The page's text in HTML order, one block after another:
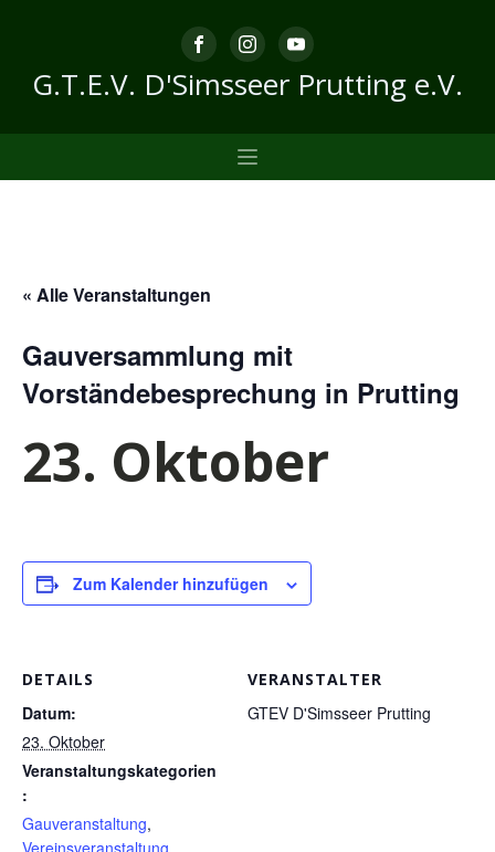
G.T.E.V. D'Simsseer Prutting e.V.
« Alle Veranstaltungen
Gauversammlung mit
Vorständebesprechung in Prutting
23. Oktober
Zum Kalender hinzufügen
DETAILS
Datum:
23. Oktober
Veranstaltungskategorien
:
Gauveranstaltung,
Vereinsveranstaltung
VERANSTALTER
GTEV D'Simsseer Prutting